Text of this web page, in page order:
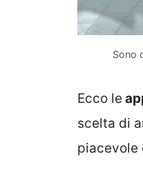
Sono
Ecco le
scelta di
piacevole